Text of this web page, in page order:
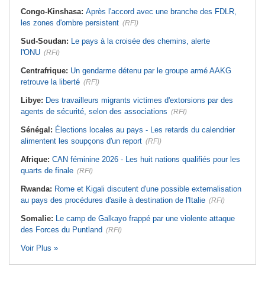
Congo-Kinshasa: Après l'accord avec une branche des FDLR,
les zones d'ombre persistent (RFI)
Sud-Soudan: Le pays à la croisée des chemins, alerte
l'ONU (RFI)
Centrafrique: Un gendarme détenu par le groupe armé AAKG
retrouve la liberté (RFI)
Libye: Des travailleurs migrants victimes d'extorsions par des
agents de sécurité, selon des associations (RFI)
Sénégal: Élections locales au pays - Les retards du calendrier
alimentent les soupçons d'un report (RFI)
Afrique: CAN féminine 2026 - Les huit nations qualifiés pour les
quarts de finale (RFI)
Rwanda: Rome et Kigali discutent d'une possible externalisation
au pays des procédures d'asile à destination de l'Italie (RFI)
Somalie: Le camp de Galkayo frappé par une violente attaque
des Forces du Puntland (RFI)
Voir Plus »